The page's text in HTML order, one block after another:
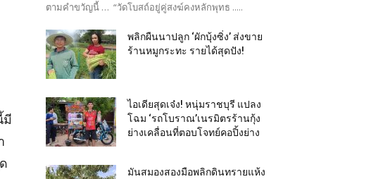
มี
ตามคำขวัญนี้ … “วัดโบสถ์อยู่คู่สงฆ์คงหลักพุทธ .....
พลิกผืนนาปลูก ‘ผักบุ้งซิ่ง’ ส่งขาย
ร้านหมูกระทะ รายได้สุดปัง!
ไอเดียสุดเจ๋ง! หนุ่มราชบุรี แปลง
โฉม ‘รถโบราณ’เนรมิตรร้านกุ้ง
ย่างเคลื่อนที่ตอบโจทย์คอปิ้งย่าง
มันสมองสองมือพลิกดินทรายแห้ง